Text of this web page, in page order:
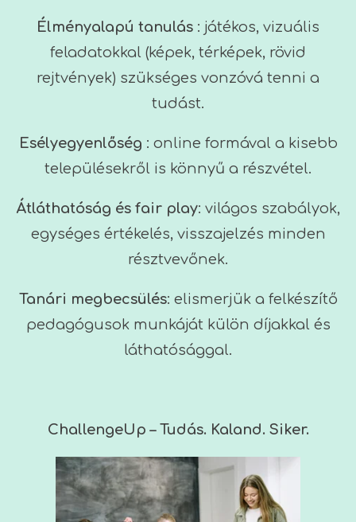
Élményalapú tanulás : játékos, vizuális
feladatokkal (képek, térképek, rövid
rejtvények) szükséges vonzóvá tenni a
tudást.
Esélyegyenlőség : online formával a kisebb
településekről is könnyű a részvétel.
Átláthatóság és fair play: világos szabályok,
egységes értékelés, visszajelzés minden
résztvevőnek.
Tanári megbecsülés: elismerjük a felkészítő
pedagógusok munkáját külön díjakkal és
láthatósággal.
ChallengeUp – Tudás. Kaland. Siker.